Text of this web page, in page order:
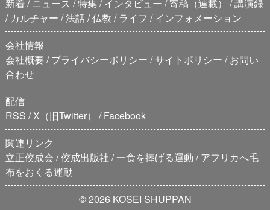
新着
ニュース 特集 インタビュー 寄稿（連載）
講演録
カルチャー 法話 仏教 ライフ
インフォメーション
会社情報
会社概要 プライバシーポリシー サイトポリシー
お問い
合わせ
配信
RSS
X（旧Twitter）
Facebook
関連リンク
立正佼成会 佼成出版社 一食を捧げる運動
アフリカへ毛
布をおくる運動
© 2026 KOSEI SHUPPAN